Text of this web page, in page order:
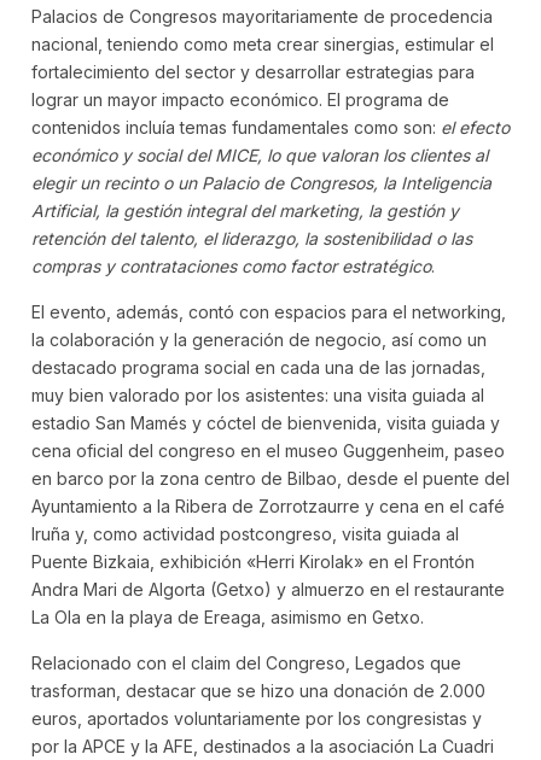
Palacios de Congresos mayoritariamente de procedencia
nacional, teniendo como meta crear sinergias, estimular el
fortalecimiento del sector y desarrollar estrategias para
lograr un mayor impacto económico. El programa de
contenidos incluía temas fundamentales como son: el efecto
económico y social del MICE, lo que valoran los clientes al
elegir un recinto o un Palacio de Congresos, la Inteligencia
Artificial, la gestión integral del marketing, la gestión y
retención del talento, el liderazgo, la sostenibilidad o las
compras y contrataciones como factor estratégico.
El evento, además, contó con espacios para el networking,
la colaboración y la generación de negocio, así como un
destacado programa social en cada una de las jornadas,
muy bien valorado por los asistentes: una visita guiada al
estadio San Mamés y cóctel de bienvenida, visita guiada y
cena oficial del congreso en el museo Guggenheim, paseo
en barco por la zona centro de Bilbao, desde el puente del
Ayuntamiento a la Ribera de Zorrotzaurre y cena en el café
Iruña y, como actividad postcongreso, visita guiada al
Puente Bizkaia, exhibición «Herri Kirolak» en el Frontón
Andra Mari de Algorta (Getxo) y almuerzo en el restaurante
La Ola en la playa de Ereaga, asimismo en Getxo.
Relacionado con el claim del Congreso, Legados que
trasforman, destacar que se hizo una donación de 2.000
euros, aportados voluntariamente por los congresistas y
por la APCE y la AFE, destinados a la asociación La Cuadri